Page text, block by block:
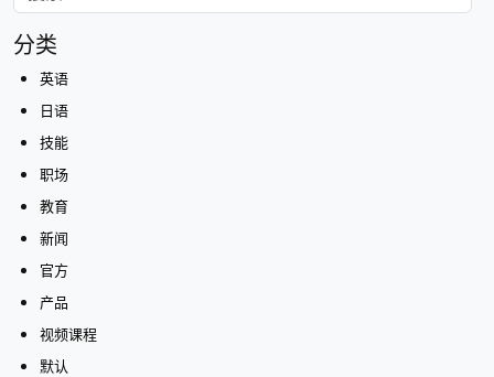
分类
英语
日语
技能
职场
教育
新闻
官方
产品
视频课程
默认